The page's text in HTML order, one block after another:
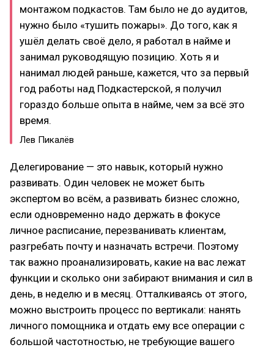
монтажом подкастов. Там было не до аудитов,
нужно было «тушить пожары». До того, как я
ушёл делать своё дело, я работал в найме и
занимал руководящую позицию. Хоть я и
нанимал людей раньше, кажется, что за первый
год работы над Подкастерской, я получил
гораздо больше опыта в найме, чем за всё это
время.
Лев Пикалёв
Делегирование — это навык, который нужно
развивать. Один человек не может быть
экспертом во всём, а развивать бизнес сложно,
если одновременно надо держать в фокусе
личное расписание, перезванивать клиентам,
разгребать почту и назначать встречи. Поэтому
так важно проанализировать, какие на вас лежат
функции и сколько они забирают внимания и сил в
день, в неделю и в месяц. Отталкиваясь от этого,
можно выстроить процесс по вертикали: нанять
личного помощника и отдать ему все операции с
большой частотностью, не требующие вашего